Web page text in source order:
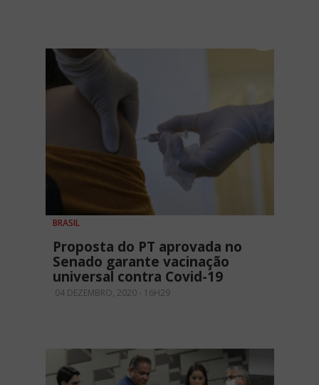
BRASIL
Proposta do PT aprovada no
Senado garante vacinação
universal contra Covid-19
04 DEZEMBRO, 2020 - 16H29